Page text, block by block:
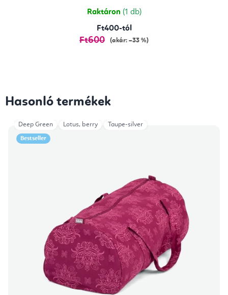
csillag.
Raktáron (1 db)
Ft400-tól
Ft600 (akár: –33 %)
Hasonló termékek
Bestseller
Deep Green Lotus, berry Taupe-silver